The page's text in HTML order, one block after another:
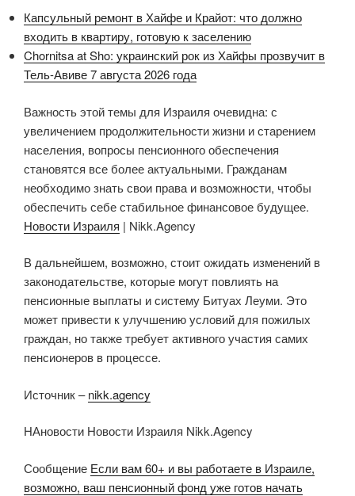
Капсульный ремонт в Хайфе и Крайот: что должно
входить в квартиру, готовую к заселению
Chornitsa at Sho: украинский рок из Хайфы прозвучит в
Тель-Авиве 7 августа 2026 года
Важность этой темы для Израиля очевидна: с
увеличением продолжительности жизни и старением
населения, вопросы пенсионного обеспечения
становятся все более актуальными. Гражданам
необходимо знать свои права и возможности, чтобы
обеспечить себе стабильное финансовое будущее.
Новости Израиля | Nikk.Agency
В дальнейшем, возможно, стоит ожидать изменений в
законодательстве, которые могут повлиять на
пенсионные выплаты и систему Битуах Леуми. Это
может привести к улучшению условий для пожилых
граждан, но также требует активного участия самих
пенсионеров в процессе.
Источник –nikk.agency
НАновости Новости Израиля Nikk.Agency
Сообщение Если вам 60+ и вы работаете в Израиле,
возможно, ваш пенсионный фонд уже готов начать